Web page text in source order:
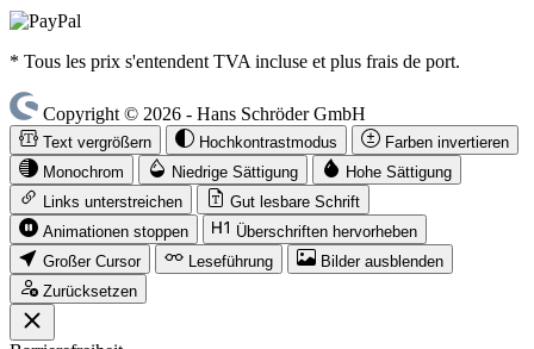
* Tous les prix s'entendent TVA incluse et plus frais de port.
Copyright © 2026 - Hans Schröder GmbH
Text vergrößern Hochkontrastmodus
Farben invertieren
Monochrom
Niedrige Sättigung
Hohe Sättigung
Links unterstreichen
Gut lesbare Schrift
Animationen stoppen
Überschriften hervorheben
Großer Cursor
Leseführung
Bilder ausblenden
Zurücksetzen